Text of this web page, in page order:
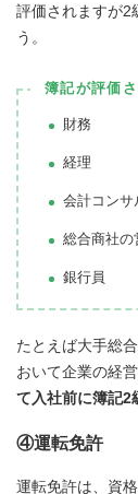
評価されますが2
う。
簿記が評価
財務
経理
会計コンサ
総合商社の
銀行員
たとえば大手総
おいて企業の経
て入社前に簿記2
④運転免許
運転免許は、資